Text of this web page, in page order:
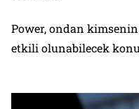
Power, ondan
etkili olunabilecek